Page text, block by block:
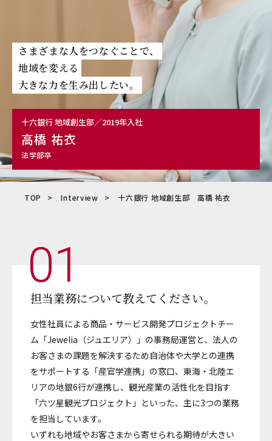
さまざまな人をつなぐことで、
地域を変える
大きな力を生み出したい。
十六銀行 地域創生部／2019年入社
高橋 祐衣
法学部卒
TOP Interview 十六銀行 地域創生部 高橋 祐衣
01
担当業務について教えてください。
女性社員による商品・サービス開発プロジェクトチー
ム「Jewelia（ジュエリア）」の事務局運営と、法人の
お客さまの課題を解決するため自治体や大学との連携
をサポートする「産官学連携」の窓口、東海・北陸エ
リアの地銀6行が連携し、観光産業の活性化を目指す
「六ツ星観光プロジェクト」といった、主に3つの業務
を担当しています。
いずれも地域やお客さまから寄せられる期待が大きい